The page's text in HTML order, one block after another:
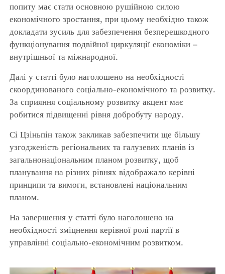
попиту має стати основною рушійною силою
економічного зростання, при цьому необхідно також
докладати зусиль для забезпечення безперешкодного
функціонування подвійної циркуляції економіки –
внутрішньої та міжнародної.
Далі у статті було наголошено на необхідності
скоординованого соціально-економічного та розвитку.
За сприяння соціальному розвитку акцент має
робитися підвищенні рівня добробуту народу.
Сі Цзіньпін також закликав забезпечити ще більшу
узгодженість регіональних та галузевих планів із
загальнонаціональним планом розвитку, щоб
планування на різних рівнях відображало керівні
принципи та вимоги, встановлені національним
планом.
На завершення у статті було наголошено на
необхідності зміцнення керівної ролі партії в
управлінні соціально-економічним розвитком.